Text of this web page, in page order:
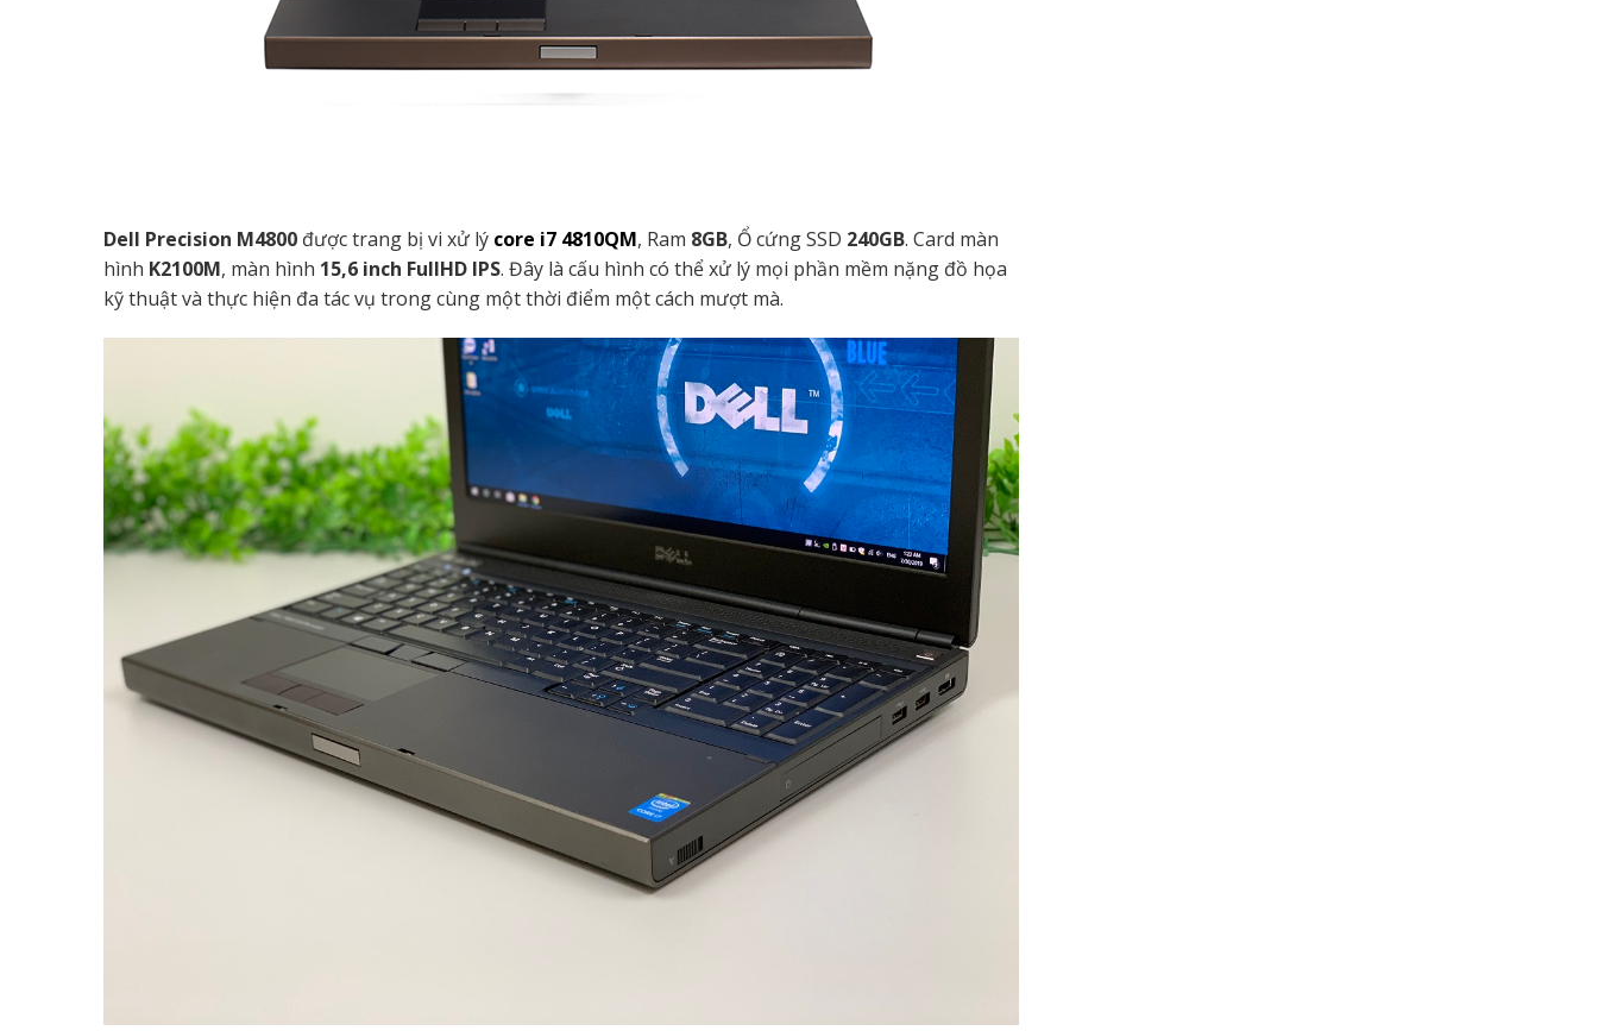
Dell Precision M4800 được trang bị vi xử lý core i7 4810QM, Ram 8GB, Ổ cứng SSD 240GB. Card màn
hình K2100M, màn hình 15,6 inch FullHD IPS. Đây là cấu hình có thể xử lý mọi phần mềm nặng đồ họa
kỹ thuật và thực hiện đa tác vụ trong cùng một thời điểm một cách mượt mà.